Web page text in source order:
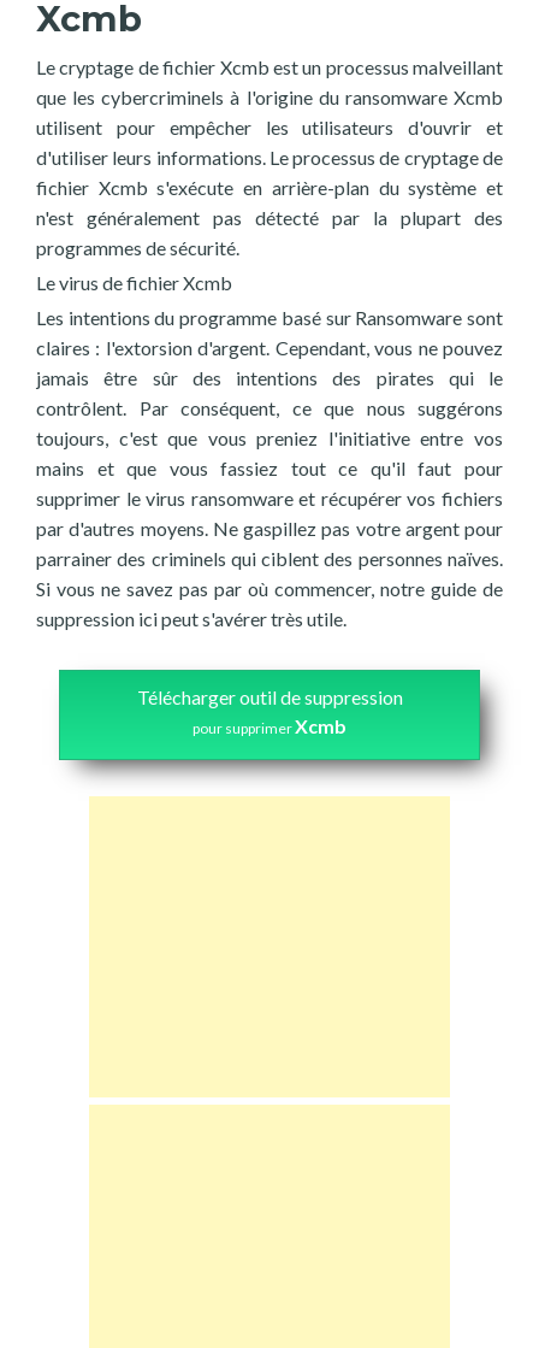
Xcmb
Le cryptage de fichier Xcmb est un processus malveillant
que les cybercriminels à l'origine du ransomware Xcmb
utilisent pour empêcher les utilisateurs d'ouvrir et
d'utiliser leurs informations. Le processus de cryptage de
fichier Xcmb s'exécute en arrière-plan du système et
n'est généralement pas détecté par la plupart des
programmes de sécurité.
Le virus de fichier Xcmb
Les intentions du programme basé sur Ransomware sont
claires : l'extorsion d'argent. Cependant, vous ne pouvez
jamais être sûr des intentions des pirates qui le
contrôlent. Par conséquent, ce que nous suggérons
toujours, c'est que vous preniez l'initiative entre vos
mains et que vous fassiez tout ce qu'il faut pour
supprimer le virus ransomware et récupérer vos fichiers
par d'autres moyens. Ne gaspillez pas votre argent pour
parrainer des criminels qui ciblent des personnes naïves.
Si vous ne savez pas par où commencer, notre guide de
suppression ici peut s'avérer très utile.
Télécharger outil de suppression
pour supprimerXcmb